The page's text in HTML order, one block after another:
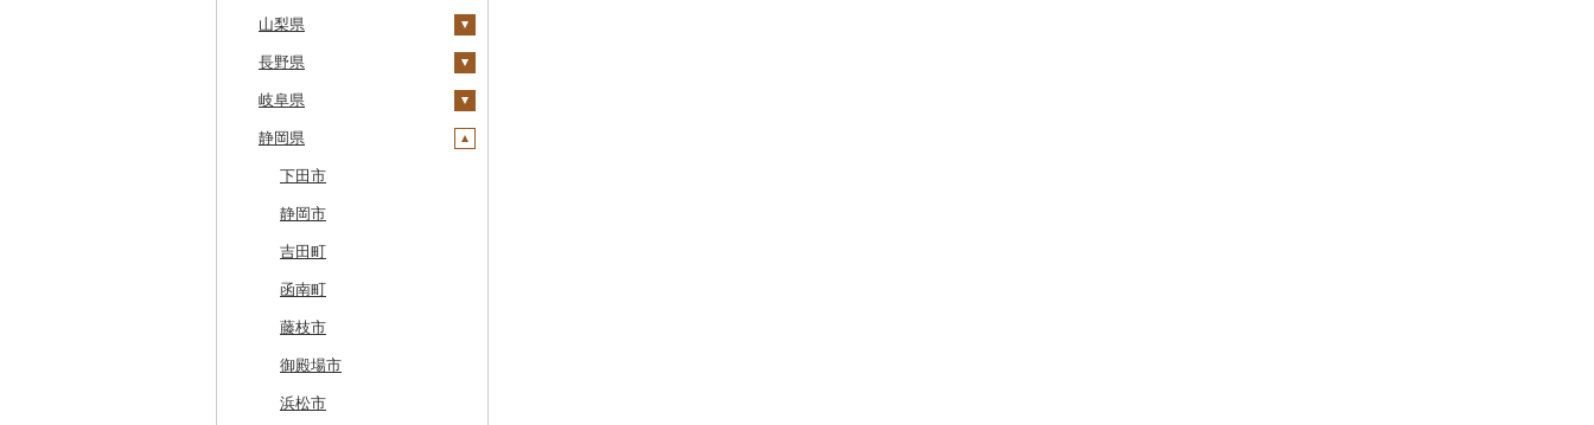
森町
稚内市
標津町
清里町
北斗市
留萌市
白糠町
釧路町
名寄市
美唄市
厚岸町
六ヶ所村
東北町
三戸町
東通村
黒石市
おいらせ町
鶴田町
階上町
深浦町
青森市
田子町
釜石市
野田村
普代村
一戸町
陸前高田市
紫波町
滝沢市
住田町
葛巻町
花巻市
岩泉町
大衡村
加美町
利府町
白石市
登米市
山元町
名取市
川崎町
村田町
栗原市
富谷市
能代市
小坂町
仙北市
井川町
潟上市
三種町
藤里町
湯沢市
大館市
由利本荘市
にかほ市
尾花沢市
上山市
河北町
酒田市
新庄市
長井市
小国町
南陽市
中山町
庄内町
大石田町
天栄村
広野町
鏡石町
須賀川市
小野町
棚倉町
古殿町
昭和村
下郷町
西郷村
二本松市
潮来市
五霞町
北茨城市
境町
かすみがうら市
牛久市
常陸太田市
つくばみらい市
下妻市
茨城町
神栖市
上三川町
佐野市
真岡市
高根沢町
大田原市
栃木市
日光市
小山市
宇都宮市
栃木県（県庁）
那珂川町
玉村町
安中市
川場村
昭和村
甘楽町
明和町
沼田市
桐生市
吉岡町
太田市
高山村
蕨市
戸田市
毛呂山町
久喜市
ふじみ野市
川島町
上里町
川口市
飯能市
長瀞町
羽生市
勝浦市
袖ケ浦市
我孫子市
長柄町
芝山町
八千代市
横芝光町
多古町
白子町
栄町
香取市
東京都
八王子市
日野市
昭島市
武蔵村山市
葛飾区
小金井市
墨田区
東久留米市
利島村
瑞穂町
神奈川県
南足柄市
松田町
大井町
中井町
愛川町
山北町
真鶴町
清川村
開成町
出雲崎町
魚沼市
佐渡市
燕市
南魚沼市
関川村
新発田市
加茂市
小千谷市
田上町
五泉市
朝日町
高岡市
魚津市
砺波市
入善町
黒部市
立山町
富山県（県庁）
小矢部市
滑川市
富山市
七尾市
白山市
穴水町
輪島市
中能登町
石川県（県庁）
野々市市
能登町
能美市
津幡町
宝達志水町
美浜町
小浜市
越前町
若狭町
鯖江市
高浜町
勝山市
福井県（県庁）
越前市
坂井市
あわら市
山梨県
富士吉田市
甲斐市
山梨市
富士川町
大月市
富士河口湖町
韮崎市
南アルプス市
市川三郷町
都留市
長野県
高森町
御代田町
飯田市
青木村
南箕輪村
長野県（県庁）
上松町
高山村
南木曽町
岐阜県
養老町
八百津町
池田町
関市
瑞穂市
飛騨市
岐南町
大野町
静岡県
下田市
静岡市
吉田町
函南町
藤枝市
御殿場市
浜松市